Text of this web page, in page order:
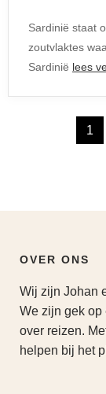
Sardinië staat
zoutvlaktes
Sardinië lees
1
OVER ONS
Wij zijn Johan
We zijn gek op
over reizen.
helpen bij het